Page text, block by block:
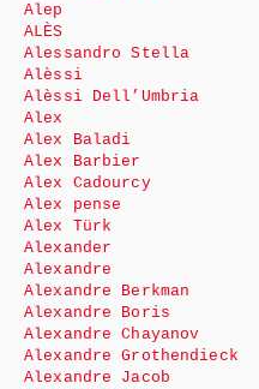
Alep
ALÈS
Alessandro Stella
Alèssi
Alèssi Dell’Umbria
Alex
Alex Baladi
Alex Barbier
Alex Cadourcy
Alex pense
Alex Türk
Alexander
Alexandre
Alexandre Berkman
Alexandre Boris
Alexandre Chayanov
Alexandre Grothendieck
Alexandre Jacob